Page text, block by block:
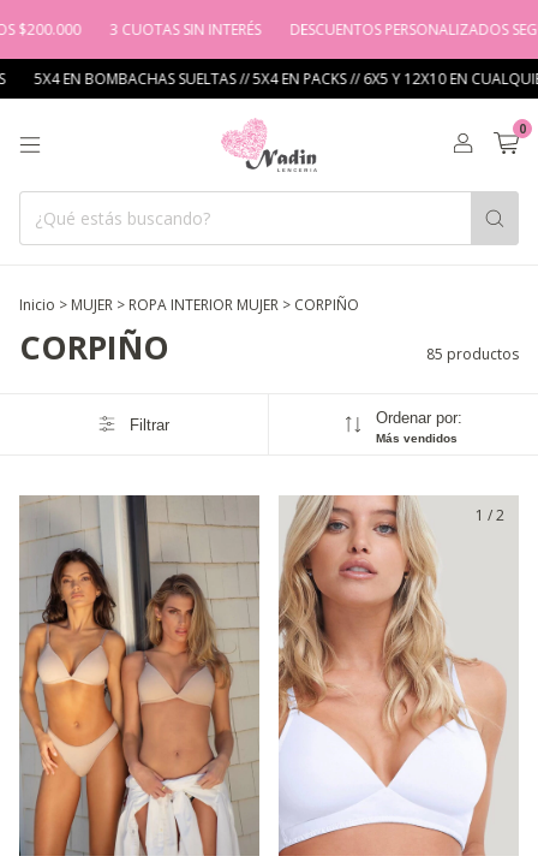
3 CUOTAS SIN INTERÉS DESCUENTOS PERSONALIZADOS SEGÚN EL
SUELTAS // 5X4 EN PACKS // 6X5 Y 12X10 EN CUALQUIER MEDIA
0
Inicio > MUJER > ROPA INTERIOR MUJER > CORPIÑO
CORPIÑO 85 productos
Filtrar Ordenar por:
Más vendidos
1 /2